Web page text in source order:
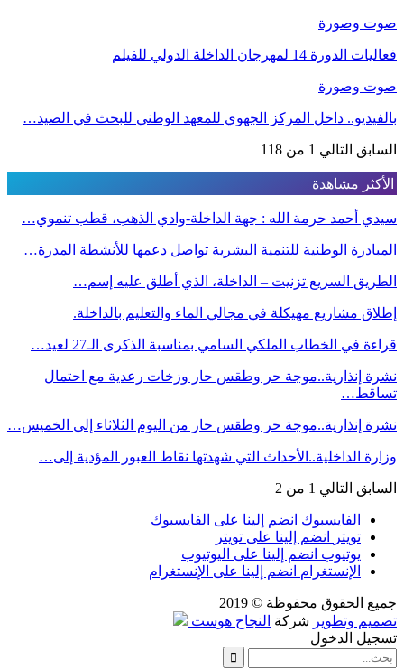
صوت وصورة
فعاليات الدورة 14 لمهرجان الداخلة الدولي للفيلم
صوت وصورة
بالفيديو.. داخل المركز الجهوي للمعهد الوطني للبحث في الصيد…
السابق التالي 1 من 118
الأكثر مشاهدة
سيدي أحمد حرمة الله : جهة الداخلة-وادي الذهب، قطب تنموي…
المبادرة الوطنية للتنمية البشرية تواصل دعمها للأنشطة المدرة…
الطريق السريع تزنيت – الداخلة، الذي أطلق عليه إسم…
إطلاق مشاريع مهيكلة في مجالي الماء والتعليم بالداخلة.
قراءة في الخطاب الملكي السامي بمناسبة الذكرى الـ27 لعيد…
نشرة إنذارية..موجة حر وطقس حار وزخات رعدية مع احتمال
تساقط…
نشرة إنذارية..موجة حر وطقس حار من اليوم الثلاثاء إلى الخميس…
وزارة الداخلية..الأحداث التي شهدتها نقاط العبور المؤدية إلى…
السابق التالي 1 من 2
الفايسبوك انضم إلينا على الفايسبوك
تويتر
انضم إلينا على تويتر
يوتيوب انضم إلينا على اليوتيوب
الإنستغرام انضم إلينا على الإنستغرام
جميع الحقوق محفوظة © 2019
تصميم وتطوير شركة النجاح هوست
تسجيل الدخول